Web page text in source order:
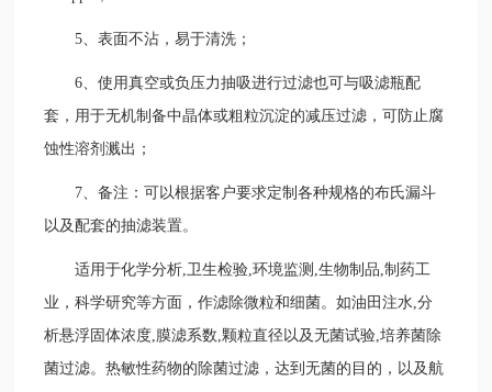
5、表面不沾，易于清洗；
6、使用真空或负压力抽吸进行过滤也可与吸滤瓶配
套，用于无机制备中晶体或粗粒沉淀的减压过滤，可防止腐
蚀性溶剂溅出；
7、备注：可以根据客户要求定制各种规格的布氏漏斗
以及配套的抽滤装置。
适用于化学分析 ,卫生检验,环境监测,生物制品,制药工
业，科学研究等方面，作滤除微粒和细菌。如油田注水,分
析悬浮固体浓度,膜滤系数,颗粒直径以及无菌试验,培养菌除
菌过滤。热敏性药物的除菌过滤，达到无菌的目的，以及航